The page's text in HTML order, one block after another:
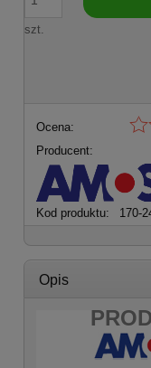
szt.
Ocena:
Producent:
Kod produktu: 170-
Opis